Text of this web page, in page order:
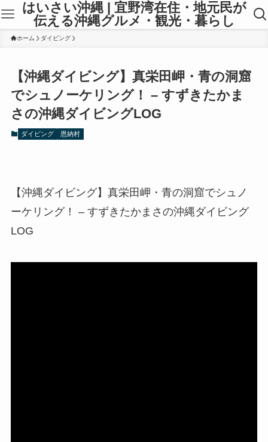
はいさい沖縄 | 宜野湾在住・地元民が
伝える沖縄グルメ・観光・暮らし
ホーム ダイビング
【沖縄ダイビング】真栄田岬・青の洞窟
でシュノーケリング！ – すずきたかま
さの沖縄ダイビングLOG
ダイビング 恩納村
【沖縄ダイビング】真栄田岬・青の洞窟でシュノ
ーケリング！ – すずきたかまさの沖縄ダイビング
LOG